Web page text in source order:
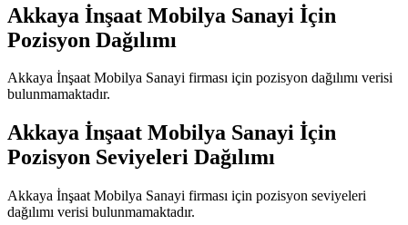
Akkaya İnşaat Mobilya Sanayi İçin
Pozisyon Dağılımı
Akkaya İnşaat Mobilya Sanayi firması için pozisyon dağılımı verisi
bulunmamaktadır.
Akkaya İnşaat Mobilya Sanayi İçin
Pozisyon Seviyeleri Dağılımı
Akkaya İnşaat Mobilya Sanayi firması için pozisyon seviyeleri
dağılımı verisi bulunmamaktadır.